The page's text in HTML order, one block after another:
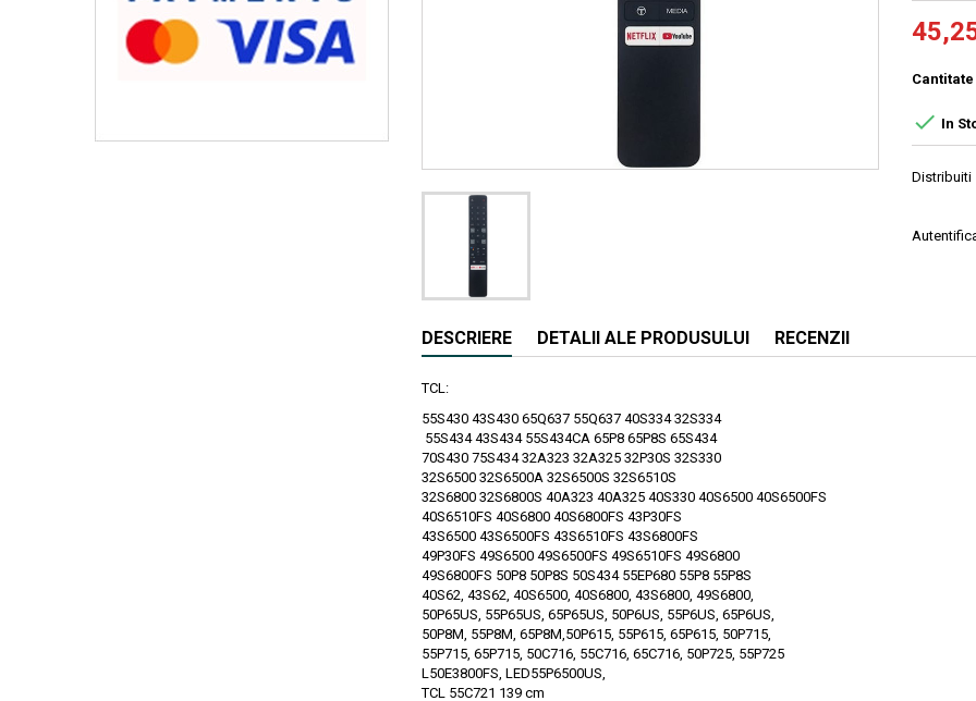
Cantitate
 In
Distribuiti
DESCRIERE DETALII ALE PRODUSULUI RECENZII
TCL:
55S430 43S430 65Q637 55Q637 40S334 32S334
55S434 43S434 55S434CA 65P8 65P8S 65S434
70S430 75S434 32A323 32A325 32P30S 32S330
32S6500 32S6500A 32S6500S 32S6510S
32S6800 32S6800S 40A323 40A325 40S330 40S6500 40S6500FS
40S6510FS 40S6800 40S6800FS 43P30FS
43S6500 43S6500FS 43S6510FS 43S6800FS
49P30FS 49S6500 49S6500FS 49S6510FS 49S6800
49S6800FS 50P8 50P8S 50S434 55EP680 55P8 55P8S
40S62, 43S62, 40S6500, 40S6800, 43S6800, 49S6800,
50P65US, 55P65US, 65P65US, 50P6US, 55P6US, 65P6US,
50P8M, 55P8M, 65P8M,50P615, 55P615, 65P615, 50P715,
55P715, 65P715, 50C716, 55C716, 65C716, 50P725, 55P725
L50E3800FS, LED55P6500US,
TCL 55C721 139 cm